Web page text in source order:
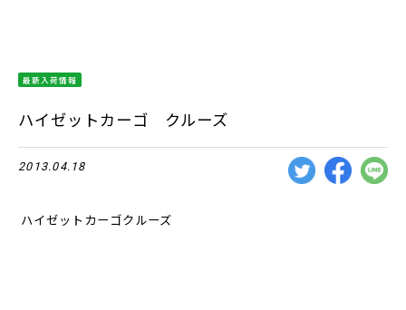
最新入荷情報
ハイゼットカーゴ クルーズ
2013.04.18
ハイゼットカーゴクルーズ